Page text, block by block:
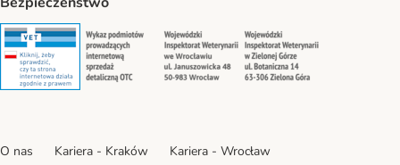
Security Security Security
O nas Kariera - Kraków
Kariera - Wrocław